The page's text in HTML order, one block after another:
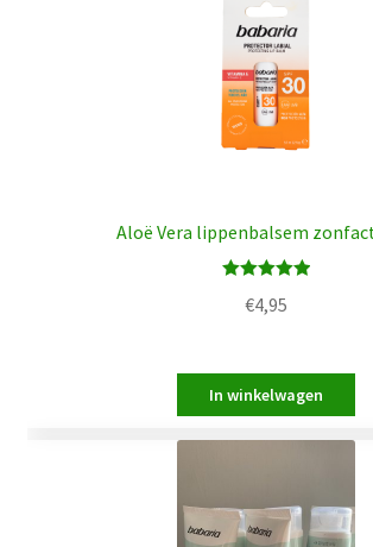
Aloë Vera lippenbalsem
uit 5
€4,95